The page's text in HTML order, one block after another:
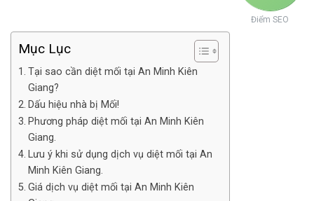
Điểm SEO
Mục Lục
Tại sao cần diệt mối tại An Minh Kiên
Giang?
Dấu hiệu nhà bị Mối!
Phương pháp diệt mối tại An Minh Kiên
Giang.
Lưu ý khi sử dụng dịch vụ diệt mối tại An
Minh Kiên Giang.
Giá dịch vụ diệt mối tại An Minh Kiên